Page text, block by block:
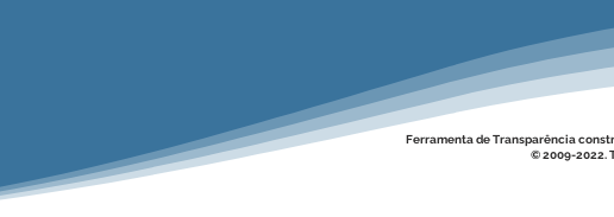
Ferramenta de Transparência
© 2009-2022.